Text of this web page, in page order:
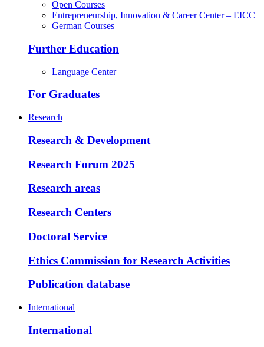
Open Courses
Entrepreneurship, Innovation & Career Center – EICC
German Courses
Further Education
Language Center
For Graduates
Research
Research & Development
Research Forum 2025
Research areas
Research Centers
Doctoral Service
Ethics Commission for Research Activities
Publication database
International
International